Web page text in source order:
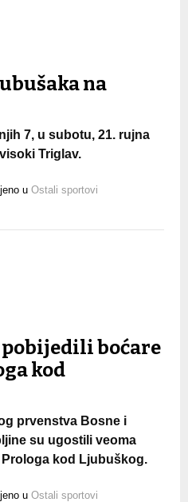
na
7, u subotu, 21. rujna
Triglav.
u Ostali sportovi
boćare
kod
prvenstva Bosne i
su ugostili veoma
kod Ljubuškog.
u Ostali sportovi